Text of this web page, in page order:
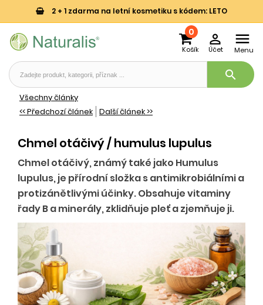
2 + 1 zdarma na letní kosmetiku s kódem: LETO

Menu

Účet
0
Košík
search
Všechny články
<< Předchozí článek Další článek >>
Chmel otáčivý / humulus lupulus
Chmel otáčivý, známý také jako Humulus
lupulus, je přírodní složka s antimikrobiálními a
protizánětlivými účinky. Obsahuje vitaminy
řady B a minerály, zklidňuje pleť a zjemňuje ji.